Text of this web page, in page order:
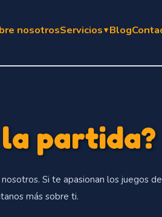
nosotrosServicios▾Blog
partida?
Si te apasionan los juegos
más sobre ti.